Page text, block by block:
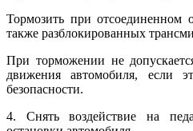
Тормозить при отсоединенном
также разблокированных
При торможении не
движения автомобиля, если
безопасности.
4. Снять воздействие на